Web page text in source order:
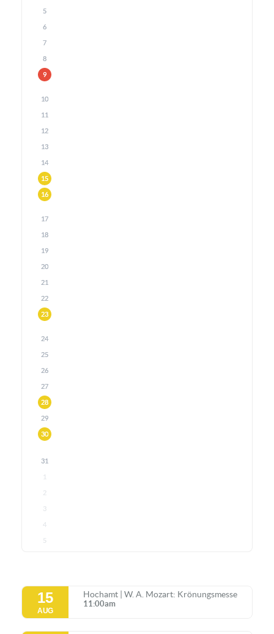
5
6
7
8
9
10
11
12
13
14
15
16
17
18
19
20
21
22
23
24
25
26
27
28
29
30
31
1
2
3
4
5
15
AUG
Hochamt | W. A. Mozart: Krönungsmesse
11:00am